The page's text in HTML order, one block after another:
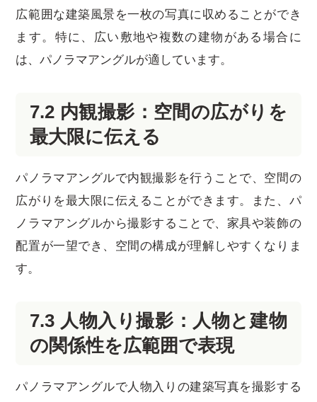
広範囲な建築風景を一枚の写真に収めることができ
ます。特に、広い敷地や複数の建物がある場合に
は、パノラマアングルが適しています。
7.2 内観撮影：空間の広がりを
最大限に伝える
パノラマアングルで内観撮影を行うことで、空間の
広がりを最大限に伝えることができます。また、パ
ノラマアングルから撮影することで、家具や装飾の
配置が一望でき、空間の構成が理解しやすくなりま
す。
7.3 人物入り撮影：人物と建物
の関係性を広範囲で表現
パノラマアングルで人物入りの建築写真を撮影する